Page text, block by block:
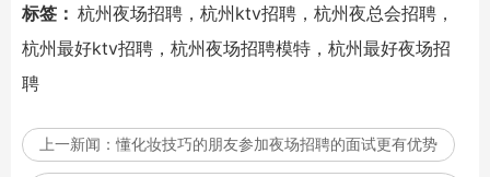
标签： 杭州夜场招聘，杭州ktv招聘，杭州夜总会招聘，
杭州最好ktv招聘，杭州夜场招聘模特，杭州最好夜场招
聘
上一新闻：懂化妆技巧的朋友参加夜场招聘的面试更有优势